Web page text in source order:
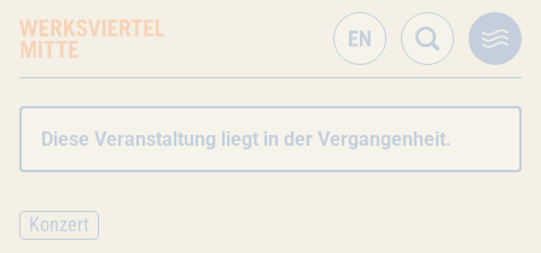
Diese Veranstaltung liegt in der Vergangenheit.
Konzert